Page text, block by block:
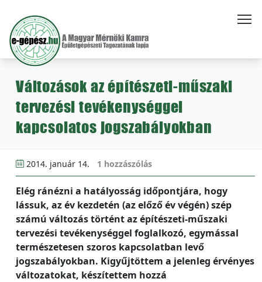
Változások az építészeti-műszaki
tervezési tevékenységgel
kapcsolatos jogszabályokban
2014. január 14. 1 hozzászólás
Elég ránézni a hatályosság időpontjára, hogy
lássuk, az év kezdetén (az előző év végén) szép
számú változás történt az építészeti-műszaki
tervezési tevékenységgel foglalkozó, egymással
természetesen szoros kapcsolatban levő
jogszabályokban. Kigyűjtöttem a jelenleg érvényes
változatokat, készítettem hozzá